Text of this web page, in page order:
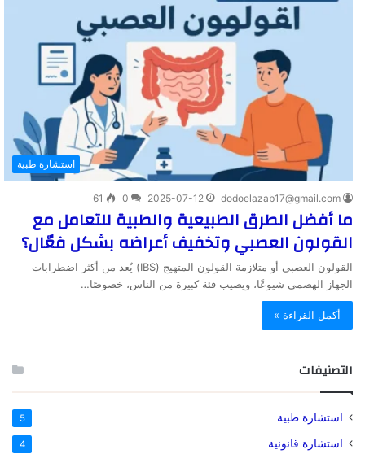
استشارة طبية
dodoelazab17@gmail.com
2025-07-12
0
61
ما أفضل الطرق الطبيعية والطبية للتعامل مع
القولون العصبي وتخفيف أعراضه بشكل فعّال؟
القولون العصبي أو متلازمة القولون المتهيج (IBS) يُعد من أكثر اضطرابات
الجهاز الهضمي شيوعًا، ويصيب فئة كبيرة من الناس، خصوصًا…
أكمل القراءة »
التصنيفات
استشارة طبية 5
استشارة قانونية 4